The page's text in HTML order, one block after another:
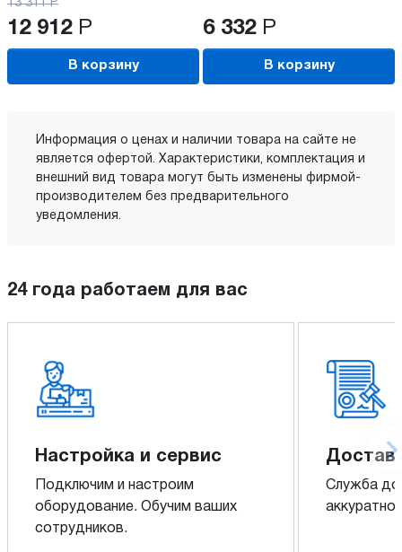
13 311 Р
12 912 Р
В корзину
6 332 Р
В корзину
Информация о ценах и наличии товара на сайте не
является офертой. Характеристики, комплектация и
внешний вид товара могут быть изменены фирмой-
производителем без предварительного
уведомления.
24 года работаем для вас
Настройка и сервис
Подключим и настроим
оборудование. Обучим ваших
сотрудников.
Служба
аккуратно